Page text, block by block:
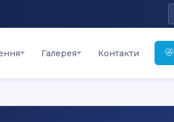
Галерея Контакти